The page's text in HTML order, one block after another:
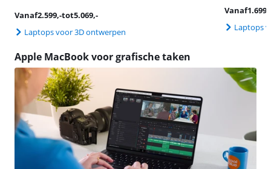
Vanaf2.599,-tot5.069,-
Laptops voor 3D ontwerpen
Vanaf1.699
Laptops
Apple MacBook voor grafische taken